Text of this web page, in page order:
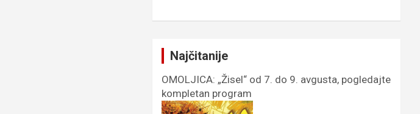
Najčitanije
OMOLJICA: „Žisel“ od 7. do 9. avgusta, pogledajte
kompletan program